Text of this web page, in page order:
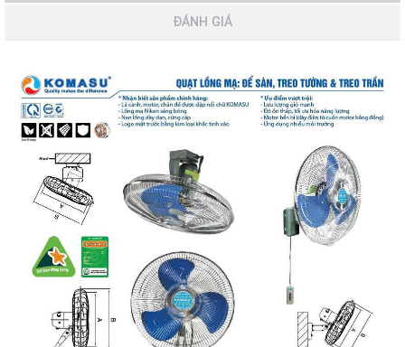
ĐÁNH GIÁ